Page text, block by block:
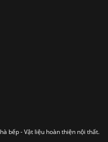
bếp - Vật liệu hoàn thiện nội thất.